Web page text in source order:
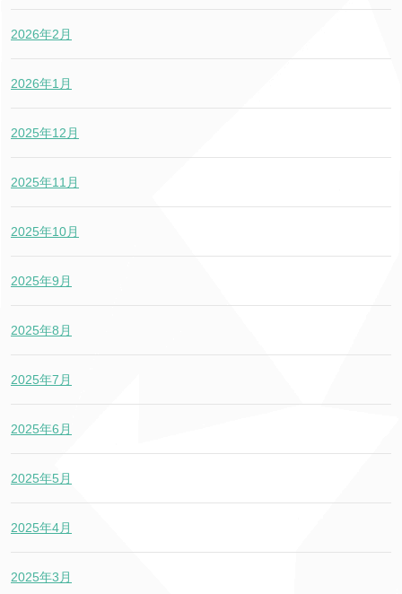
2026年2月
2026年1月
2025年12月
2025年11月
2025年10月
2025年9月
2025年8月
2025年7月
2025年6月
2025年5月
2025年4月
2025年3月